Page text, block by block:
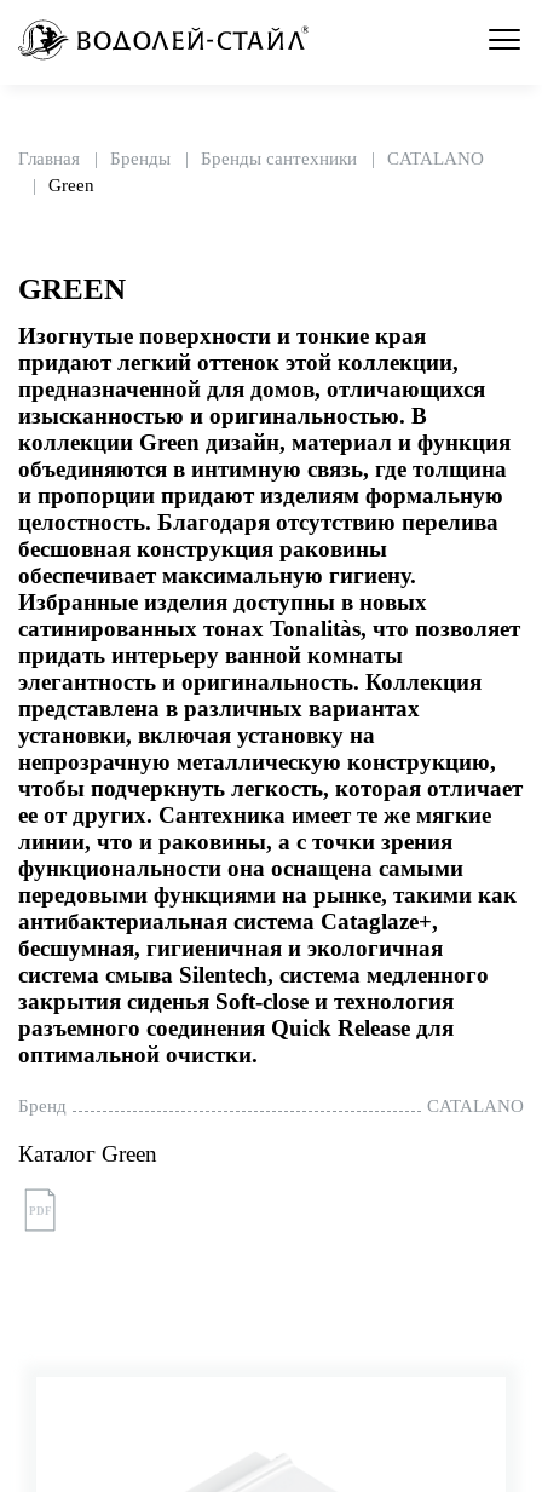
Главная Бренды Бренды сантехники
CATALANO
Green
GREEN
Изогнутые поверхности и тонкие края
придают легкий оттенок этой коллекции,
предназначенной для домов, отличающихся
изысканностью и оригинальностью. В
коллекции Green дизайн, материал и функция
объединяются в интимную связь, где толщина
и пропорции придают изделиям формальную
целостность. Благодаря отсутствию перелива
бесшовная конструкция раковины
обеспечивает максимальную гигиену.
Избранные изделия доступны в новых
сатинированных тонах Tonalitàs, что позволяет
придать интерьеру ванной комнаты
элегантность и оригинальность. Коллекция
представлена в различных вариантах
установки, включая установку на
непрозрачную металлическую конструкцию,
чтобы подчеркнуть легкость, которая отличает
ее от других. Сантехника имеет те же мягкие
линии, что и раковины, а с точки зрения
функциональности она оснащена самыми
передовыми функциями на рынке, такими как
антибактериальная система Cataglaze+,
бесшумная, гигиеничная и экологичная
система смыва Silentech, система медленного
закрытия сиденья Soft-close и технология
разъемного соединения Quick Release для
оптимальной очистки.
Бренд CATALANO
Каталог Green
PDF